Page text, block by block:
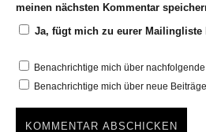
meinen nächsten Kommentar
Ja, fügt mich zu eurer Mailingliste
Benachrichtige mich über
Benachrichtige mich über neue